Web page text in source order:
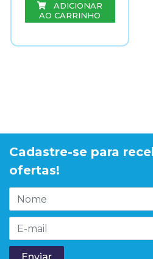
ADICIONAR
AO CARRINHO
Cadastre-se para
ofertas!